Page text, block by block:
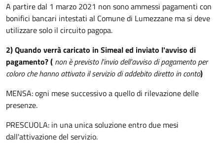
A partire dal 1 marzo 2021 non sono ammessi pagamenti con
bonifici bancari intestati al Comune di Lumezzane ma si deve
utilizzare solo il circuito pagopa.
2)Quando verrà caricato in Simeal ed inviato l'avviso di
pagamento? ( non è previsto l'invio dell'avviso di pagamento per
coloro che hanno attivato il servizio di addebito diretto in conto)
MENSA: ogni mese successivo a quello di rilevazione delle
presenze.
PRESCUOLA: in una unica soluzione entro due mesi
dall'attivazione del servizio.